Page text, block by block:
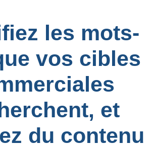
les mots-
vos cibles
et
du contenu